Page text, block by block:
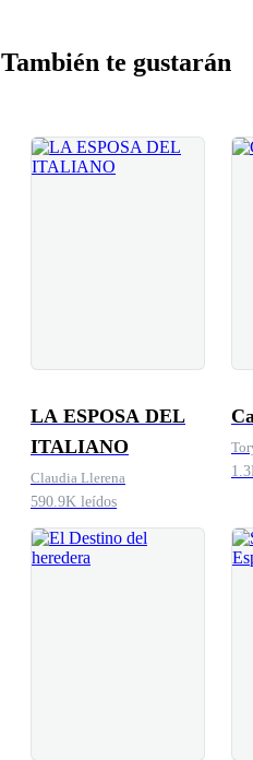
También te gustarán
LA ESPOSA DEL
ITALIANO
Claudia Llerena
590.9K leídos